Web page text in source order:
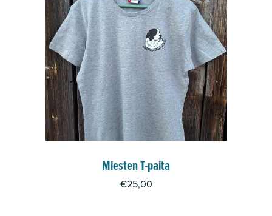
Miesten T-paita
€25,00